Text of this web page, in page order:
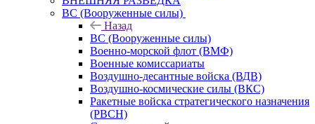
ВС (Вооруженные силы)
Назад
ВС (Вооруженные силы)
Военно-морской флот (ВМФ)
Военные комиссариаты
Воздушно-десантные войска (ВДВ)
Воздушно-космические силы (ВКС)
Ракетные войска стратегического назначения
(РВСН)